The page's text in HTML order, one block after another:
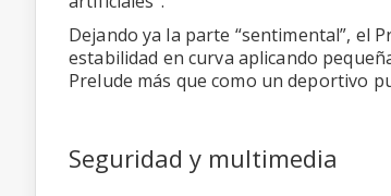
Dejando ya la parte “sentimental”, el
estabilidad en curva aplicando
Prelude más que como un deportivo
Seguridad y multimedia